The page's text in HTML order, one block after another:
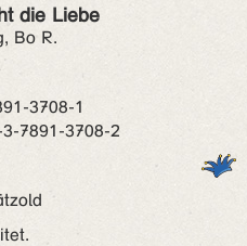
die Liebe
Bo R.
3708-1
7891-3708-2